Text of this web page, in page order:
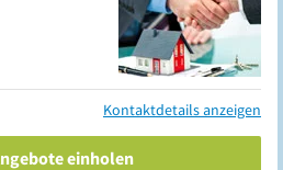
Kontaktdetails anzeigen
einholen